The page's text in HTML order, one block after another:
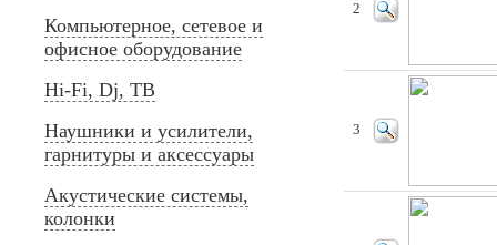
Компьютерное, сетевое и
офисное оборудование
Hi-Fi, Dj, ТВ
Наушники и усилители,
гарнитуры и аксессуары
Акустические системы,
колонки
2
3